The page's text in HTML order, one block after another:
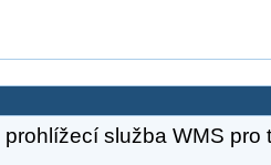
prohlížecí služba WMS pro